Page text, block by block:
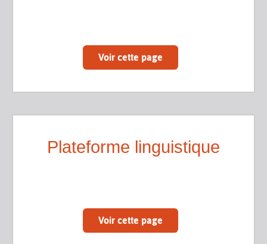
Voir cette page
Plateforme linguistique
Voir cette page